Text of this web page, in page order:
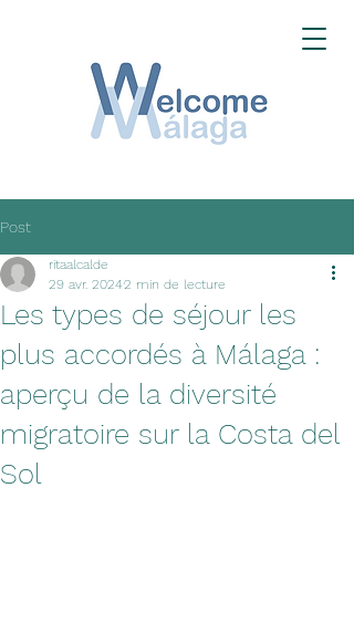
Post
Les types de séjour les
plus accordés à Málaga :
aperçu de la diversité
migratoire sur la Costa del
Sol
ritaalcalde
29 avr. 20242 min de lecture